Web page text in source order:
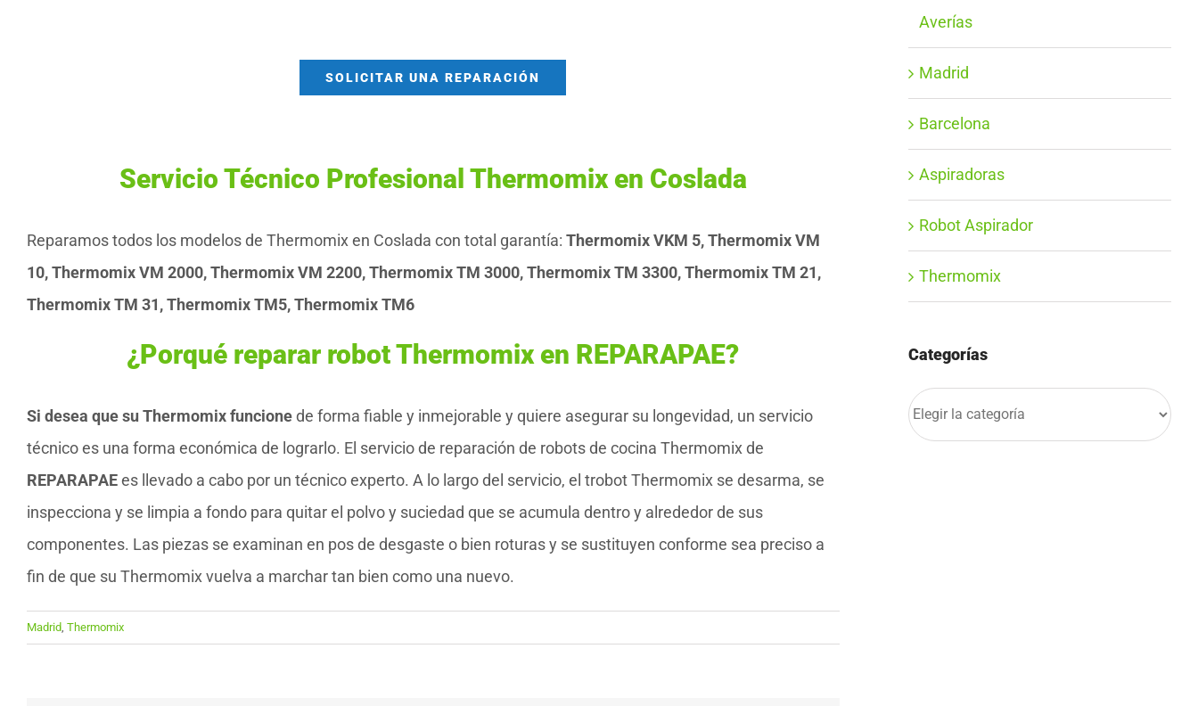
SOLICITAR UNA REPARACIÓN
Servicio Técnico Profesional Thermomix en Coslada
Reparamos todos los modelos de Thermomix en Coslada con total garantía: Thermomix VKM 5, Thermomix VM
10, Thermomix VM 2000, Thermomix VM 2200, Thermomix TM 3000, Thermomix TM 3300, Thermomix TM 21,
Thermomix TM 31, Thermomix TM5, Thermomix TM6
¿Porqué reparar robot Thermomix en REPARAPAE?
Si desea que su Thermomix funcionede forma fiable y inmejorable y quiere asegurar su longevidad, un servicio
técnico es una forma económica de lograrlo. El servicio de reparación de robots de cocina Thermomix de
REPARAPAEes llevado a cabo por un técnico experto. A lo largo del servicio, el trobot Thermomix se desarma, se
inspecciona y se limpia a fondo para quitar el polvo y suciedad que se acumula dentro y alrededor de sus
componentes. Las piezas se examinan en pos de desgaste o bien roturas y se sustituyen conforme sea preciso a
fin de que su Thermomix vuelva a marchar tan bien como una nuevo.
Madrid, Thermomix
Averías
Madrid
Barcelona
Aspiradoras
Robot Aspirador
Thermomix
Categorías
Categorías